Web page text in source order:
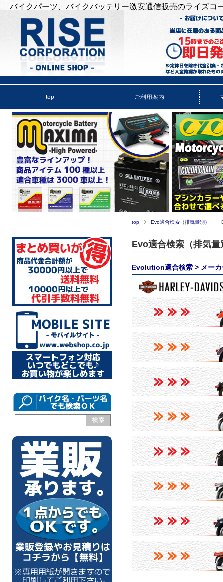
バイクパーツ、バイクバッテリー激安通信販売のライズコ
top ご利用案内
top Evo適合検索（排気量別）
Evo適合検索（排気量
Evolution適合検索 > メー